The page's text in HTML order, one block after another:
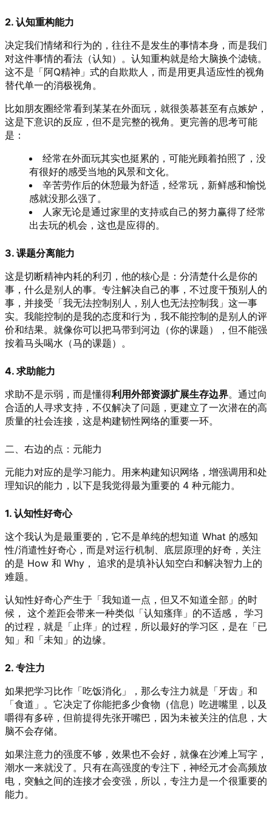
2. 认知重构能力
决定我们情绪和行为的，往往不是发生的事情本身，而是我们
对这件事情的看法（认知）。认知重构就是给大脑换个滤镜。
这不是「阿Q精神」式的自欺欺人，而是用更具适应性的视角
替代单一的消极视角。
比如朋友圈经常看到某某在外面玩，就很羡慕甚至有点嫉妒，
这是下意识的反应，但不是完整的视角。更完善的思考可能
是：
经常在外面玩其实也挺累的，可能光顾着拍照了，没
有很好的感受当地的风景和文化。
辛苦劳作后的休憩最为舒适，经常玩，新鲜感和愉悦
感就没那么强了。
人家无论是通过家里的支持或自己的努力赢得了经常
出去玩的机会，这也是应得的。
3. 课题分离能力
这是切断精神内耗的利刃，他的核心是：分清楚什么是你的
事，什么是别人的事。专注解决自己的事，不过度干预别人的
事，并接受「我无法控制别人，别人也无法控制我」这一事
实。我能控制的是我的态度和行为，我不能控制的是别人的评
价和结果。就像你可以把马带到河边（你的课题），但不能强
按着马头喝水（马的课题）。
4. 求助能力
求助不是示弱，而是懂得利用外部资源扩展生存边界。通过向
合适的人寻求支持，不仅解决了问题，更建立了一次潜在的高
质量的社会连接，这是构建韧性网络的重要一环。
二、右边的点：元能力
元能力对应的是学习能力。用来构建知识网络，增强调用和处
理知识的能力，以下是我觉得最为重要的 4 种元能力。
1. 认知性好奇心
这个我认为是最重要的，它不是单纯的想知道 What 的感知
性/消遣性好奇心，而是对运行机制、底层原理的好奇，关注
的是 How 和 Why， 追求的是填补认知空白和解决智力上的
难题。
认知性好奇心产生于「我知道一点，但又不知道全部」的时
候， 这个差距会带来一种类似「认知瘙痒」的不适感， 学习
的过程，就是「止痒」的过程，所以最好的学习区，是在「已
知」和「未知」的边缘。
2. 专注力
如果把学习比作「吃饭消化」，那么专注力就是「牙齿」和
「食道」。它决定了你能把多少食物（信息）吃进嘴里，以及
嚼得有多碎，但前提得先张开嘴巴，因为未被关注的信息，大
脑不会存储。
如果注意力的强度不够，效果也不会好，就像在沙滩上写字，
潮水一来就没了。只有在高强度的专注下，神经元才会高频放
电，突触之间的连接才会变强，所以，专注力是一个很重要的
能力。